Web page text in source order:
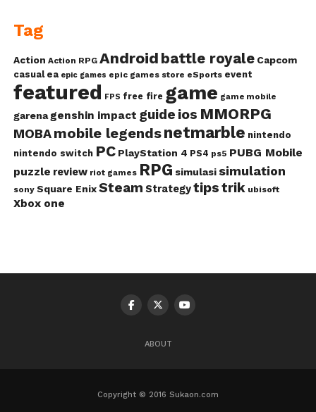
Tag
Action Action RPG Android battle royale Capcom
casual ea epic games epic games store eSports event
featured FPS free fire game game mobile
garena genshin impact guide ios MMORPG
MOBA mobile legendsnetmarble nintendo
nintendo switch PC PlayStation 4 PS4 ps5 PUBG Mobile
puzzle review riot games RPG simulasi simulation
sony Square Enix Steam Strategytipstrik ubisoft
Xbox one
ABOUT
Copyright © 2016 Sukaon.com